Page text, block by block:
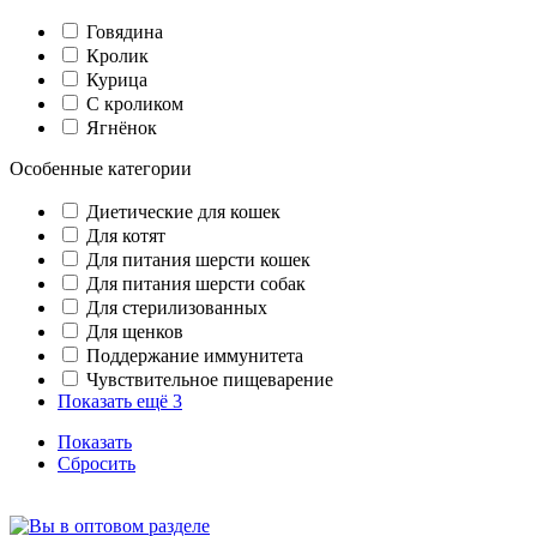
Говядина
Кролик
Курица
С кроликом
Ягнёнок
Особенные категории
Диетические для кошек
Для котят
Для питания шерсти кошек
Для питания шерсти собак
Для стерилизованных
Для щенков
Поддержание иммунитета
Чувствительное пищеварение
Показать ещё 3
Показать
Сбросить